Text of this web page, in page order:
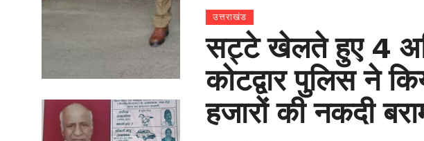
उत्तराखंड
सट्टे खेलते हुए 4
कोटद्वार पुलिस ने
हजारों की नकदी